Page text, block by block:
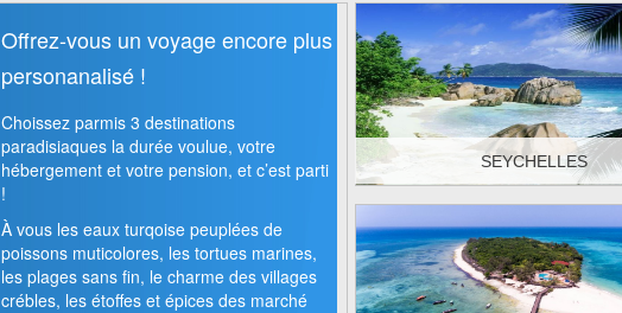
Offrez-vous un voyage encore plus
personanalisé !
Choissez parmis 3 destinations
paradisiaques la durée voulue, votre
hébergement et votre pension, et c’est parti
!
À vous les eaux turqoise peuplées de
poissons muticolores, les tortues marines,
les plages sans fin, le charme des villages
crébles, les étoffes et épices des marché
SEYCHELLES
DÉCOUVREZ >